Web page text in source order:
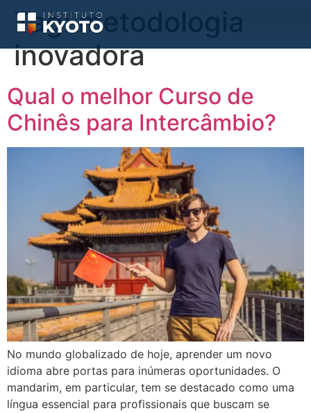
Tag:metodologia
inovadora
Qual o melhor Curso de
Chinês para Intercâmbio?
No mundo globalizado de hoje, aprender um novo
idioma abre portas para inúmeras oportunidades. O
mandarim, em particular, tem se destacado como uma
língua essencial para profissionais que buscam se